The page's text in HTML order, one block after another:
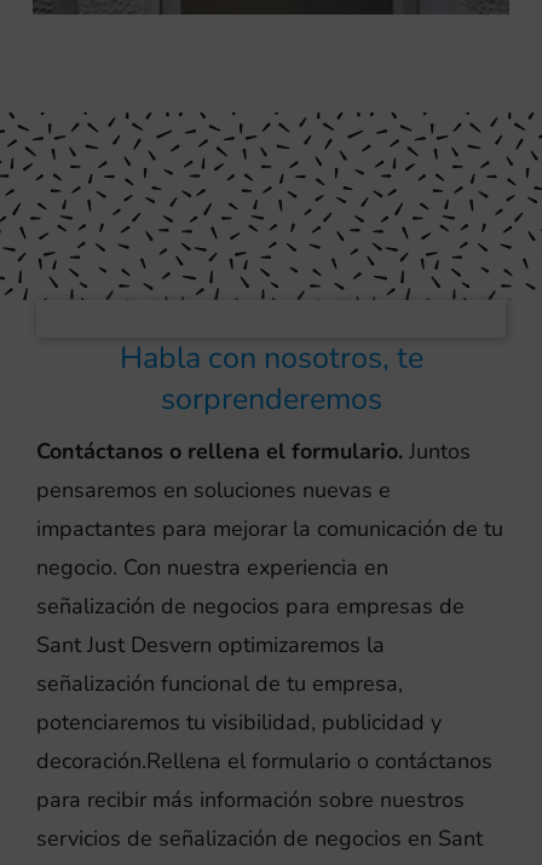
Habla con nosotros, te
sorprenderemos
Contáctanos o rellena el formulario. Juntos
pensaremos en soluciones nuevas e
impactantes para mejorar la comunicación de tu
negocio. Con nuestra experiencia en
señalización de negocios para empresas de
Sant Just Desvern optimizaremos la
señalización funcional de tu empresa,
potenciaremos tu visibilidad, publicidad y
decoración.Rellena el formulario o contáctanos
para recibir más información sobre nuestros
servicios de señalización de negocios en Sant